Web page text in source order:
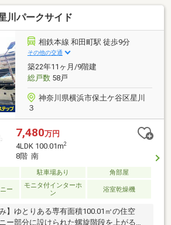
◇「横浜・川崎」の最新物件はもちろ
ーンにも強い会社」です。◇「桜木町駅
がございますので、お気軽にご来店下さ
ご来社の際は、無料駐車券サービスがご
。◇現地見学をご希望のお客様は、ご指
お迎えも対応します。
川パークサイド
相鉄本線 和田町駅 徒歩9分
その他の交通
築22年11ヶ月/9階建
総戸数58戸
神奈川県横浜市保土ケ谷区星川
３
7,480万円
4LDK 100.01m2
8階 南
駐車場あり 角部屋
ー
モニタ付インターホ
ン
浴室乾燥機
み】ゆとりある専有面積100.01㎡の住空
ー部分に設けられた螺旋階段を上がる